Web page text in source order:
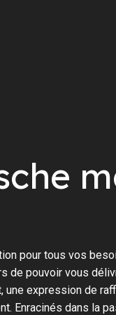
pour tous vos
de pouvoir vous
expression de
Enracinés dans la